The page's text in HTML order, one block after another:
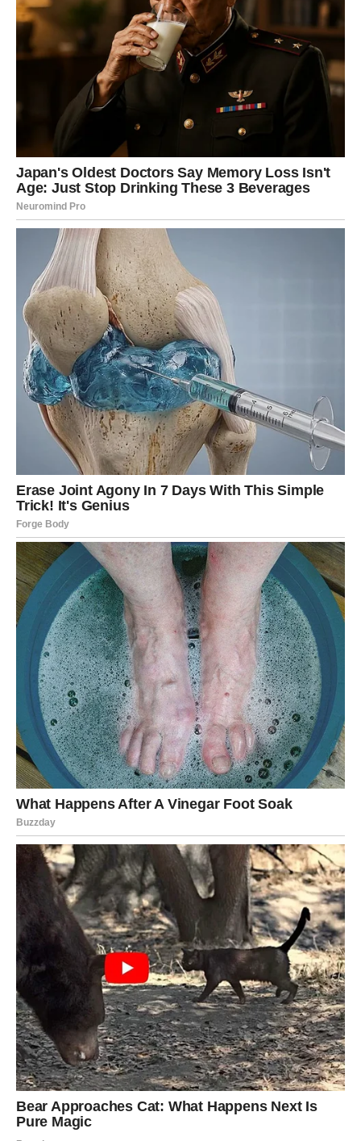
Iako istina može zaboleti, ona vas oslobađa. Nakon ovog
datuma, krećete ka stabilnijem i sigurnijem periodu.
Finansijski ili emotivni preokret je moguć – ali samo ako
ste spremni da pustite ono što više nema budućnost.
BLIZANCI – Sudbinski razgovori i
poruke
Za Blizance, ključ 21. decembra leži u
se dogodi ovog dana menja sve. Poruka, priznanje ili
istina koja izlazi na videlo može vas šokirati, ali i
probuditi.
Ako ste živeli između dve opcije, Nebo sada zahteva
izbor. Više nema balansiranja. Oni koji izaberu iskrenost
prema sebi, doživeće olakšanje i novu jasnoću. Stari
obrasci se gase –novo poglavlje počinje
RAK – Emotivni preokret i
karmičko zatvaranje
Rakovi ulaze u jedan od najintenzivnijih dana godine. 21.
decembar donosi
da ste davali više nego što ste dobijali, ili da ste
idealizovali osobu ili situaciju.
Ipak, ovo je i dankarmičkog zatvaranja . Kada pustite
ono što vas je iscrpljivalo, prostor se otvara za ljubav koja
je iskrena i uzvraćena. Za neke Rakove, ovo je dan suza –
ali i dan oslobađanja.
LAV – Sudbina testira hrabrost
Lavovi se 21. decembra nalaze pred testom ega i srca.
Nešto ili neko vas izaziva da budete potpuno iskreni – čak
i ako to znači priznati slabost. Nebo vam poručuje da
snaga nije u kontroli, već u autentičnosti
Ako ste gradili sliku koja ne odgovara vašoj unutrašnjoj
istini, sada dolazi trenutak razotkrivanja. Oni koji prihvate
ovaj izazov, dobijaju nagradu – novi početak, jači i čistiji.
DEVICA – Red u haosu i konačna
odluka
Za Device, zimski preokret donosijasnu strukturu. Sve
ono što vas je zbunjivalo ili iscrpljivalo sada se slaže u
jednu sliku. Shvatate gde ste gubili energiju i šta više
nema smisla.
decembar je idealan dan za konačnu odluku – posebno